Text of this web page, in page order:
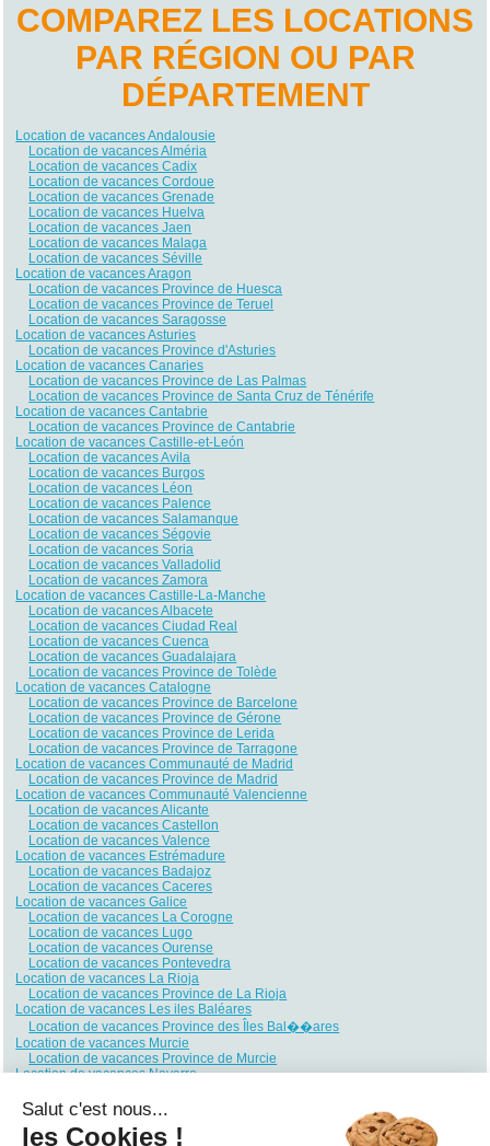
COMPAREZ LES LOCATIONS
PAR RÉGION OU PAR
DÉPARTEMENT
Location de vacances Andalousie
Location de vacances Alméria
Location de vacances Cadix
Location de vacances Cordoue
Location de vacances Grenade
Location de vacances Huelva
Location de vacances Jaen
Location de vacances Malaga
Location de vacances Séville
Location de vacances Aragon
Location de vacances Province de Huesca
Location de vacances Province de Teruel
Location de vacances Saragosse
Location de vacances Asturies
Location de vacances Province d'Asturies
Location de vacances Canaries
Location de vacances Province de Las Palmas
Location de vacances Province de Santa Cruz de Ténérife
Location de vacances Cantabrie
Location de vacances Province de Cantabrie
Location de vacances Castille-et-León
Location de vacances Avila
Location de vacances Burgos
Location de vacances Léon
Location de vacances Palence
Location de vacances Salamanque
Location de vacances Ségovie
Location de vacances Soria
Location de vacances Valladolid
Location de vacances Zamora
Location de vacances Castille-La-Manche
Location de vacances Albacete
Location de vacances Ciudad Real
Location de vacances Cuenca
Location de vacances Guadalajara
Location de vacances Province de Tolède
Location de vacances Catalogne
Location de vacances Province de Barcelone
Location de vacances Province de Gérone
Location de vacances Province de Lerida
Location de vacances Province de Tarragone
Location de vacances Communauté de Madrid
Location de vacances Province de Madrid
Location de vacances Communauté Valencienne
Location de vacances Alicante
Location de vacances Castellon
Location de vacances Valence
Location de vacances Estrémadure
Location de vacances Badajoz
Location de vacances Caceres
Location de vacances Galice
Location de vacances La Corogne
Location de vacances Lugo
Location de vacances Ourense
Location de vacances Pontevedra
Location de vacances La Rioja
Location de vacances Province de La Rioja
Location de vacances Les iles Baléares
Location de vacances Province des Îles Bal��ares
Location de vacances Murcie
Location de vacances Province de Murcie
Location de vacances Navarre
Location de vacances Pays Basque
Location de vacances Alava
Location de vacances Biscaye
Salut c'est nous...
les Cookies !